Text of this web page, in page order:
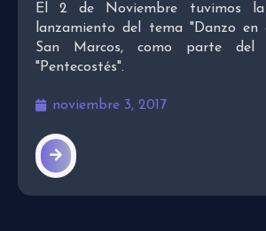
El 2 de Noviembre tuvimos la
lanzamiento del tema "Danzo en
San Marcos, como parte del
"Pentecostés".
noviembre 3, 2017